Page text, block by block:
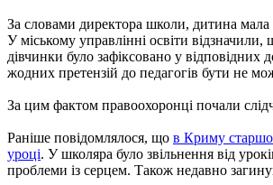
За словами директора школи, дитина мала
У міському управлінні освіти відзначили,
дівчинки було зафіксовано у відповідних
жодних претензій до педагогів бути не
За цим фактом правоохоронці почали
Раніше повідомлялося, що в Криму
уроці. У школяра було звільнення від
проблеми із серцем. Також недавно